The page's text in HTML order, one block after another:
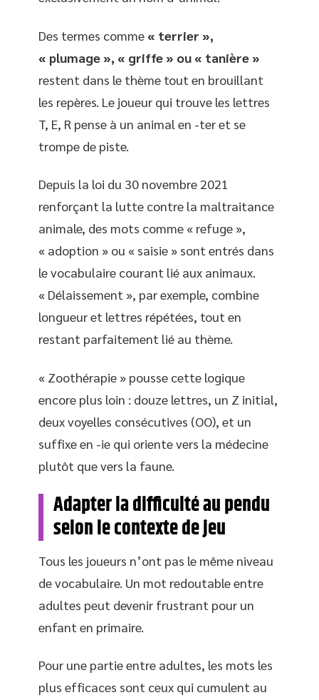
Des termes comme« terrier »,
« plumage », « griffe » ou « tanière »
restent dans le thème tout en brouillant
les repères. Le joueur qui trouve les lettres
T, E, R pense à un animal en -ter et se
trompe de piste.
Depuis la loi du 30 novembre 2021
renforçant la lutte contre la maltraitance
animale, des mots comme « refuge »,
« adoption » ou « saisie » sont entrés dans
le vocabulaire courant lié aux animaux.
« Délaissement », par exemple, combine
longueur et lettres répétées, tout en
restant parfaitement lié au thème.
« Zoothérapie » pousse cette logique
encore plus loin : douze lettres, un Z initial,
deux voyelles consécutives (OO), et un
suffixe en -ie qui oriente vers la médecine
plutôt que vers la faune.
Adapter la difficulté au pendu
selon le contexte de jeu
Tous les joueurs n’ont pas le même niveau
de vocabulaire. Un mot redoutable entre
adultes peut devenir frustrant pour un
enfant en primaire.
Pour une partie entre adultes, les mots les
plus efficaces sont ceux qui cumulent au